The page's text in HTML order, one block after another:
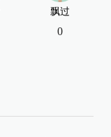
飘过
0